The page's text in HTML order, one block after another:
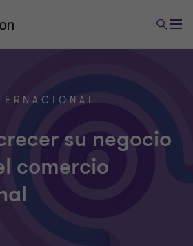
su negocio
comercio